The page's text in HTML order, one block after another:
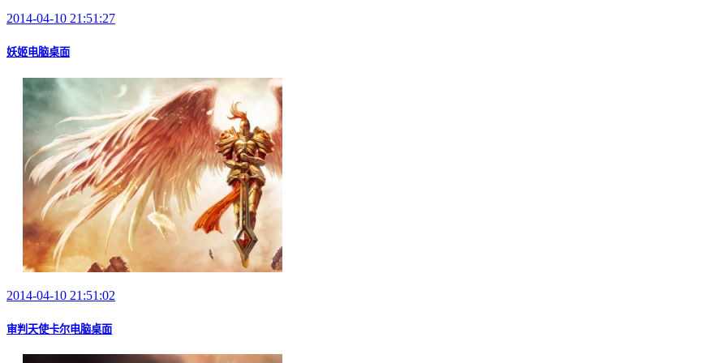
2014-04-10 21:51:27
妖姬电脑桌面
2014-04-10 21:51:02
审判天使卡尔电脑桌面